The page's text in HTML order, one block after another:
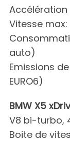
Accélération
Vitesse
auto)
Emissions
EURO6)
BMW X5
V8 bi-turbo,
Boite de